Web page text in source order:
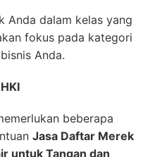
Anda dalam kelas yang
fokus pada kategori
Anda.
HKI
beberapa
Jasa Daftar Merek
untuk Tangan dan